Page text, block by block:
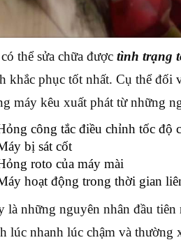
thể sửa chữa được tình trạng
khắc phục tốt nhất. Cụ thể
máy kêu xuất phát từ những
công tắc điều chỉnh tốc độ
bị sát cốt
roto của máy mài
hoạt động trong thời gian
là những nguyên nhân đầu
lúc nhanh lúc chậm và thường